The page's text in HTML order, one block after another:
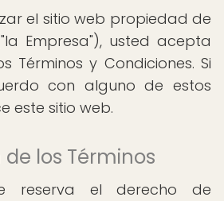
el sitio web propiedad de
Empresa"), usted acepta
Términos y Condiciones. Si
con alguno de estos
este sitio web.
los Términos
reserva el derecho de